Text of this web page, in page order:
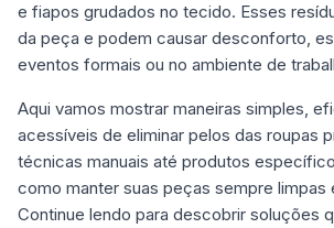
e fiapos grudados no tecido. Esses
da peça e podem causar desconforto,
eventos formais ou no ambiente de
Aqui vamos mostrar maneiras simples,
acessíveis de eliminar pelos das roupas
técnicas manuais até produtos
como manter suas peças sempre limpas
Continue lendo para descobrir soluções